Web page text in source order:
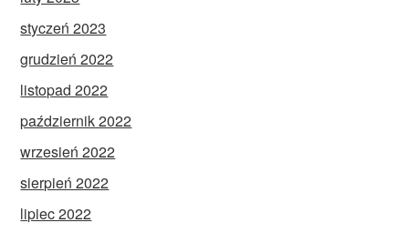
styczeń 2023
grudzień 2022
listopad 2022
październik 2022
wrzesień 2022
sierpień 2022
lipiec 2022